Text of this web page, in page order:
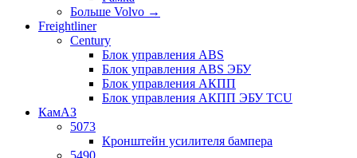
Больше Volvo →
Freightliner
Century
Блок управления ABS
Блок управления ABS ЭБУ
Блок управления АКПП
Блок управления АКПП ЭБУ TCU
КамАЗ
5073
Кронштейн усилителя бампера
5490